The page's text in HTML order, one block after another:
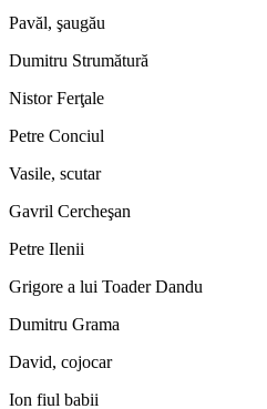
Pavăl, şaugău
Dumitru Strumătură
Nistor Ferţale
Petre Conciul
Vasile, scutar
Gavril Cercheşan
Petre Ilenii
Grigore a lui Toader Dandu
Dumitru Grama
David, cojocar
Ion fiul babii